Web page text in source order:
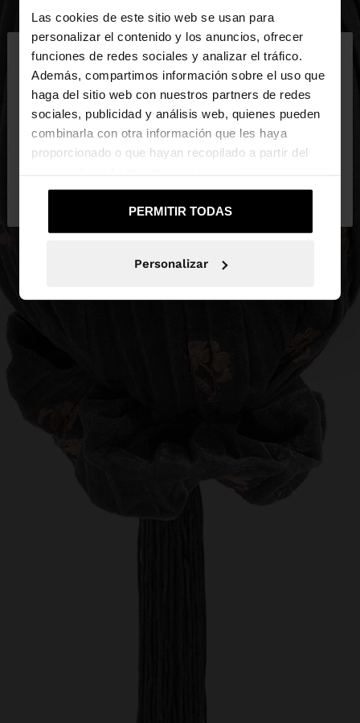
Las cookies de este sitio web se usan para
personalizar el contenido y los anuncios, ofrecer
funciones de redes sociales y analizar el tráfico.
Además, compartimos información sobre el uso que
haga del sitio web con nuestros partners de redes
sociales, publicidad y análisis web, quienes pueden
combinarla con otra información que les haya
proporcionado o que hayan recopilado a partir del
PERMITIR TODAS
Personalizar
hola
Estás accediendo a la web de España. ¿Quieres ir a
la web de United States?